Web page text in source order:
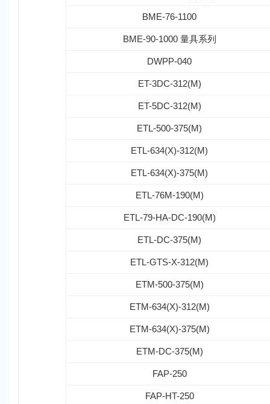
BME-76-1100
BME-90-1000 量具系列
DWPP-040
ET-3DC-312(M)
ET-5DC-312(M)
ETL-500-375(M)
ETL-634(X)-312(M)
ETL-634(X)-375(M)
ETL-76M-190(M)
ETL-79-HA-DC-190(M)
ETL-DC-375(M)
ETL-GTS-X-312(M)
ETM-500-375(M)
ETM-634(X)-312(M)
ETM-634(X)-375(M)
ETM-DC-375(M)
FAP-250
FAP-HT-250